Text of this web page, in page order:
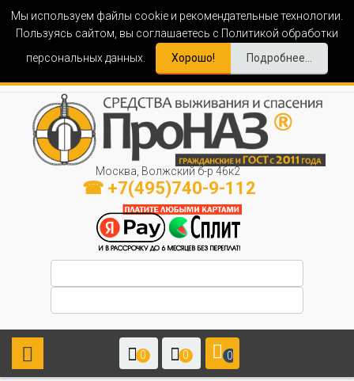
Мы используем файлы cookie и рекомендательные технологии.
Пользуясь сайтом, вы соглашаетесь с Политикой обработки
персональных данных.
Хорошо! Подробнее...
Москва, Волжский б-р 46к2
☎ +7(495)740-9-112
0 0 0